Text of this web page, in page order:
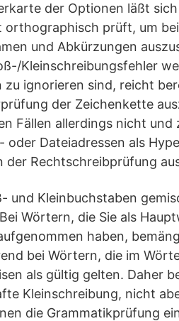
der Optionen läßt
prüft, um
und Abkürzungen
Kleinschreibungsfehler
ignorieren sind, reicht
der Zeichenkette
Fällen allerdings nicht und
oder Dateiadressen als
der Rechtschreibprüfung
und Kleinbuchstaben
Wörtern, die Sie als
haben,
bei Wörtern, die im
als gültig gelten. Daher
Kleinschreibung, nicht
die Grammatikprüfung